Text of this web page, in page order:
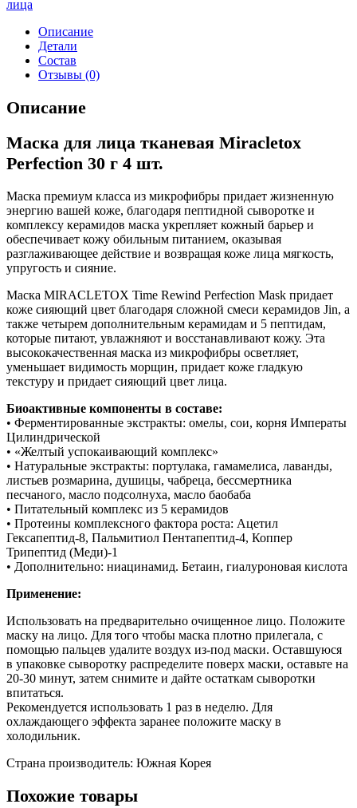
лица
Описание
Детали
Состав
Отзывы (0)
Описание
Маска для лица тканевая Miracletox
Perfection 30 г 4 шт.
Маска премиум класса из микрофибры придает жизненную
энергию вашей коже, благодаря пептидной сыворотке и
комплексу керамидов маска укрепляет кожный барьер и
обеспечивает кожу обильным питанием, оказывая
разглаживающее действие и возвращая коже лица мягкость,
упругость и сияние.
Маска MIRACLETOX Time Rewind Perfection Mask придает
коже сияющий цвет благодаря сложной смеси керамидов Jin, а
также четырем дополнительным керамидам и 5 пептидам,
которые питают, увлажняют и восстанавливают кожу. Эта
высококачественная маска из микрофибры осветляет,
уменьшает видимость морщин, придает коже гладкую
текстуру и придает сияющий цвет лица.
Биоактивные компоненты в составе:
• Ферментированные экстракты: омелы, сои, корня Императы
Цилиндрической
• «Желтый успокаивающий комплекс»
• Натуральные экстракты: портулака, гамамелиса, лаванды,
листьев розмарина, душицы, чабреца, бессмертника
песчаного, масло подсолнуха, масло баобаба
• Питательный комплекс из 5 керамидов
• Протеины комплексного фактора роста: Ацетил
Гексапептид-8, Пальмитиол Пентапептид-4, Коппер
Трипептид (Меди)-1
• Дополнительно: ниацинамид. Бетаин, гиалуроновая кислота
Применение:
Использовать на предварительно очищенное лицо. Положите
маску на лицо. Для того чтобы маска плотно прилегала, с
помощью пальцев удалите воздух из-под маски. Оставшуюся
в упаковке сыворотку распределите поверх маски, оставьте на
20-30 минут, затем снимите и дайте остаткам сыворотки
впитаться.
Рекомендуется использовать 1 раз в неделю. Для
охлаждающего эффекта заранее положите маску в
холодильник.
Страна производитель: Южная Корея
Похожие товары